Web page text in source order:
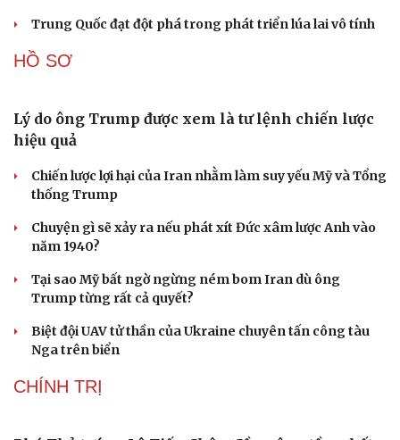
Trung Quốc đạt đột phá trong phát triển lúa lai vô tính
HỒ SƠ
Lý do ông Trump được xem là tư lệnh chiến lược
hiệu quả
Chiến lược lợi hại của Iran nhằm làm suy yếu Mỹ và Tổng
thống Trump
Chuyện gì sẽ xảy ra nếu phát xít Đức xâm lược Anh vào
năm 1940?
Tại sao Mỹ bất ngờ ngừng ném bom Iran dù ông
Trump từng rất cả quyết?
Biệt đội UAV tử thần của Ukraine chuyên tấn công tàu
Nga trên biển
CHÍNH TRỊ